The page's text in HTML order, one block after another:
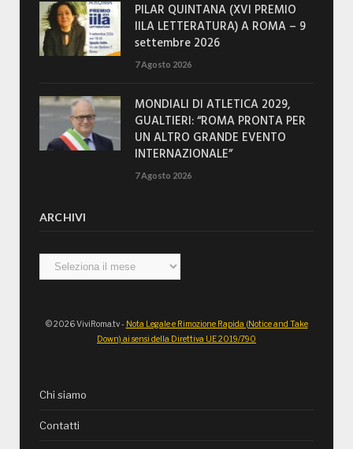
PILAR QUINTANA (XVI PREMIO
IILA LETTERATURA) A ROMA – 9
settembre 2026
7 Agosto 2026
MONDIALI DI ATLETICA 2029,
GUALTIERI: “ROMA PRONTA PER
UN ALTRO GRANDE EVENTO
INTERNAZIONALE”
7 Agosto 2026
ARCHIVI
Archivi
© 2026 ViviRoma.tv - Nota Legale e Rimozione Rapida (Notice and Take
Down) ai sensi della Direttiva UE 2019/790
Chi siamo
Contatti